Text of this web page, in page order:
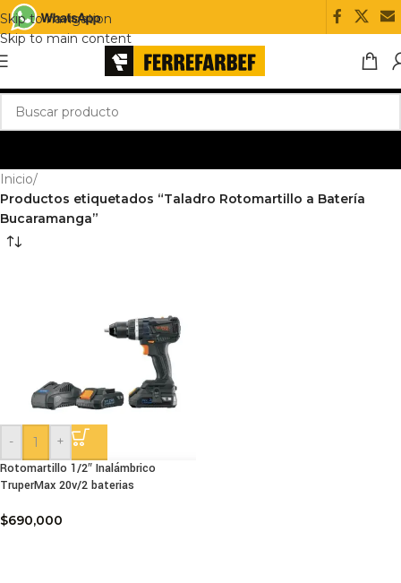
Skip to navigation
Skip to main content
Inicio/
Productos etiquetados “Taladro Rotomartillo a Batería
Bucaramanga”
-
+
Rotomartillo 1/2″ Inalámbrico
TruperMax 20v/2 baterias
$690,000